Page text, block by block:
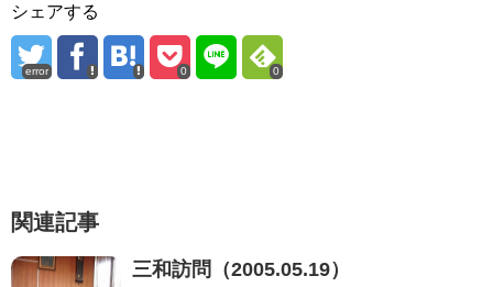
シェアする
error 0 0
関連記事
三和訪問（2005.05.19）